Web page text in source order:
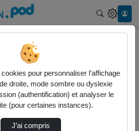
trouvées
Statistiques de vues
pour personnaliser l’affichage
droite, mode sombre ou dyslexie
(authentification) et analyser le
(pour certaines instances).
J’ai compris